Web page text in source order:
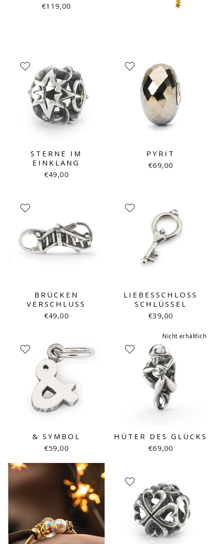
€119,00
STERNE IM
EINKLANG
€49,00
PYRIT
€69,00
BRÜCKEN
VERSCHLUSS
€49,00
LIEBESSCHLOSS
SCHLÜSSEL
€39,00
& SYMBOL
€59,00
Nicht erhältlich
HÜTER DES GLÜCKS
€69,00